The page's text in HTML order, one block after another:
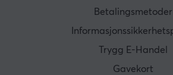
Betalingsmetoder
Trygg E-Handel
Gavekort